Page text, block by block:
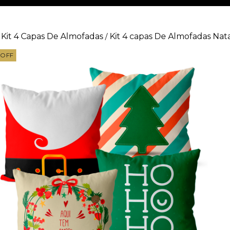
Kit 4 Capas De Almofadas / Kit 4 capas De Almofadas
OFF